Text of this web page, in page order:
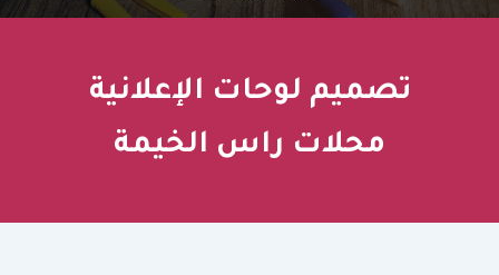
تصميم لوحات الإعلانية
محلات راس الخيمة